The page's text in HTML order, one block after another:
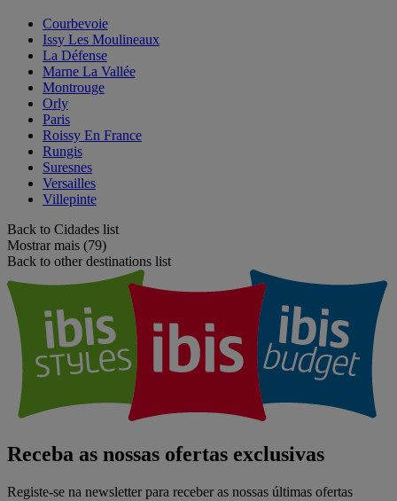
Courbevoie
Issy Les Moulineaux
La Défense
Marne La Vallée
Montrouge
Orly
Paris
Roissy En France
Rungis
Suresnes
Versailles
Villepinte
Back to Cidades list
Mostrar mais (79)
Back to other destinations list
Receba as nossas ofertas exclusivas
Registe-se na newsletter para receber as nossas últimas ofertas